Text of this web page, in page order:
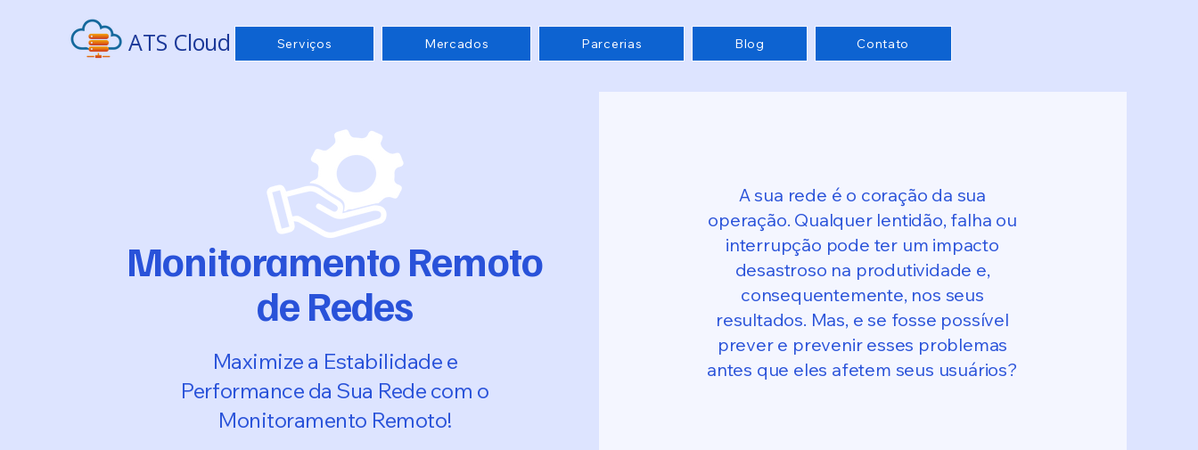
ATS Cloud Serviços Mercados Parcerias Blog Contato
Monitoramento Remoto
de Redes
Maximize a Estabilidade e
Performance da Sua Rede com o
Monitoramento Remoto!
A sua rede é o coração da sua
operação. Qualquer lentidão, falha ou
interrupção pode ter um impacto
desastroso na produtividade e,
consequentemente, nos seus
resultados. Mas, e se fosse possível
prever e prevenir esses problemas
antes que eles afetem seus usuários?